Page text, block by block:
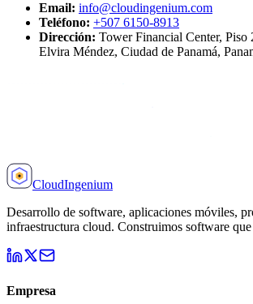
Email: info@cloudingenium.com
Teléfono: +507 6150-8913
Dirección: Tower Financial Center,
Elvira Méndez, Ciudad de Panamá,
CloudIngenium
Desarrollo de software, aplicaciones móviles,
infraestructura cloud. Construimos software
Empresa